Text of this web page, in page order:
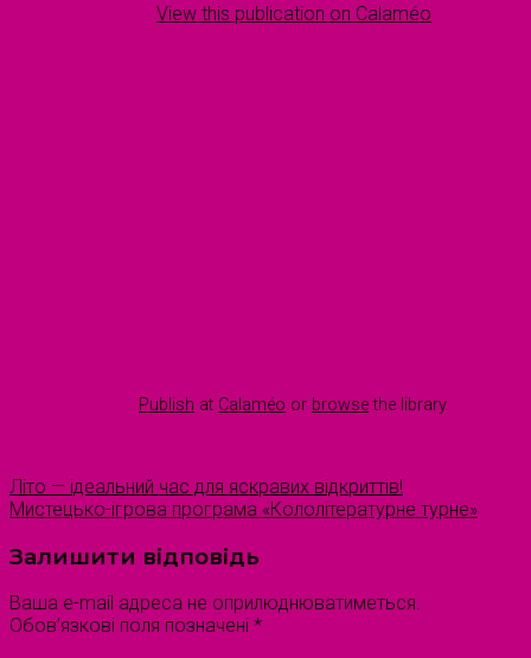
View this publication on Calaméo
Publish at Calaméo or browsethe library.
Літо — ідеальний час для яскравих відкриттів!
Мистецько-ігрова програма «Кололітературне турне»
Залишити відповідь
Ваша e-mail адреса не оприлюднюватиметься.
Обов’язкові поля позначені *